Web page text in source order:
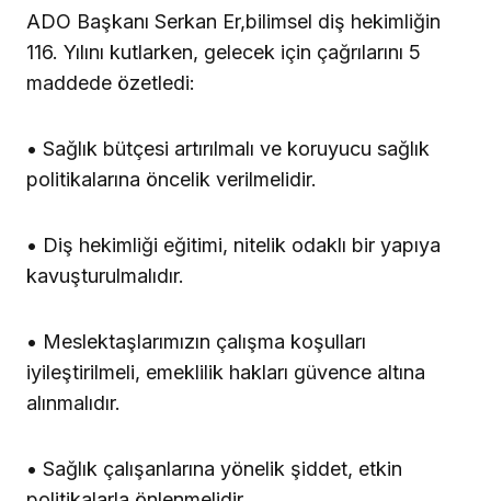
ADO Başkanı Serkan Er,bilimsel diş hekimliğin
116. Yılını kutlarken, gelecek için çağrılarını 5
maddede özetledi:
• Sağlık bütçesi artırılmalı ve koruyucu sağlık
politikalarına öncelik verilmelidir.
• Diş hekimliği eğitimi, nitelik odaklı bir yapıya
kavuşturulmalıdır.
• Meslektaşlarımızın çalışma koşulları
iyileştirilmeli, emeklilik hakları güvence altına
alınmalıdır.
• Sağlık çalışanlarına yönelik şiddet, etkin